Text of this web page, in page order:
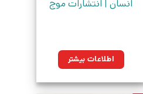
انسان | انتشارات موج
اطلاعات بیشتر